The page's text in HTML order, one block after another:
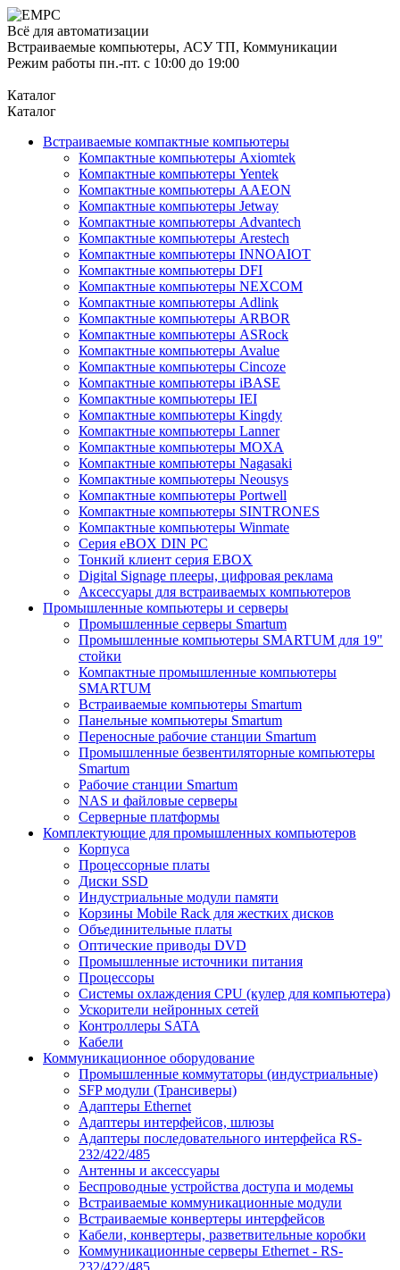
Всё для автоматизации
Встраиваемые компьютеры, АСУ ТП, Коммуникации
Режим работы пн.-пт. с 10:00 до 19:00
Каталог
Каталог
Встраиваемые компактные компьютеры
Компактные компьютеры Axiomtek
Компактные компьютеры Yentek
Компактные компьютеры AAEON
Компактные компьютеры Jetway
Компактные компьютеры Advantech
Компактные компьютеры Arestech
Компактные компьютеры INNOAIOT
Компактные компьютеры DFI
Компактные компьютеры NEXCOM
Компактные компьютеры Adlink
Компактные компьютеры ARBOR
Компактные компьютеры ASRock
Компактные компьютеры Avalue
Компактные компьютеры Cincoze
Компактные компьютеры iBASE
Компактные компьютеры IEI
Компактные компьютеры Kingdy
Компактные компьютеры Lanner
Компактные компьютеры MOXA
Компактные компьютеры Nagasaki
Компактные компьютеры Neousys
Компактные компьютеры Portwell
Компактные компьютеры SINTRONES
Компактные компьютеры Winmate
Серия eBOX DIN PC
Тонкий клиент серия EBOX
Digital Signage плееры, цифровая реклама
Аксессуары для встраиваемых компьютеров
Промышленные компьютеры и серверы
Промышленные серверы Smartum
Промышленные компьютеры SMARTUM для 19"
стойки
Компактные промышленные компьютеры
SMARTUM
Встраиваемые компьютеры Smartum
Панельные компьютеры Smartum
Переносные рабочие станции Smartum
Промышленные безвентиляторные компьютеры
Smartum
Рабочие станции Smartum
NAS и файловые серверы
Серверные платформы
Комплектующие для промышленных компьютеров
Корпуса
Процессорные платы
Диски SSD
Индустриальные модули памяти
Корзины Mobile Rack для жестких дисков
Объединительные платы
Оптические приводы DVD
Промышленные источники питания
Процессоры
Системы охлаждения CPU (кулер для компьютера)
Ускорители нейронных сетей
Контроллеры SATA
Кабели
Коммуникационное оборудование
Промышленные коммутаторы (индустриальные)
SFP модули (Трансиверы)
Адаптеры Ethernet
Адаптеры интерфейсов, шлюзы
Адаптеры последовательного интерфейса RS-
232/422/485
Антенны и аксессуары
Беспроводные устройства доступа и модемы
Встраиваемые коммуникационные модули
Встраиваемые конвертеры интерфейсов
Кабели, конвертеры, разветвительные коробки
Коммуникационные серверы Ethernet - RS-
232/422/485